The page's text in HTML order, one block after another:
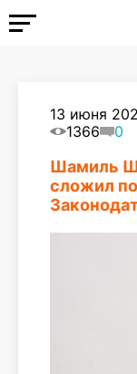
13 июня
1366
0
Шамиль
сложил